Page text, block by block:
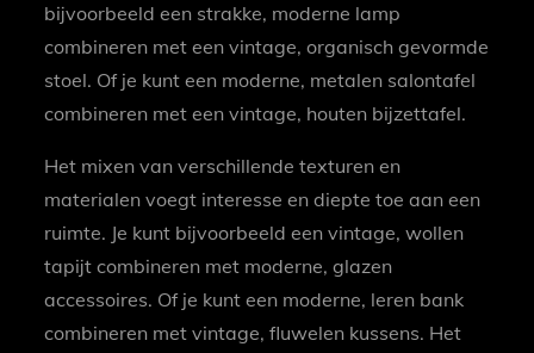
bijvoorbeeld een strakke, moderne lamp
combineren met een vintage, organisch gevormde
stoel. Of je kunt een moderne, metalen salontafel
combineren met een vintage, houten bijzettafel.
Het mixen van verschillende texturen en
materialen voegt interesse en diepte toe aan een
ruimte. Je kunt bijvoorbeeld een vintage, wollen
tapijt combineren met moderne, glazen
accessoires. Of je kunt een moderne, leren bank
combineren met vintage, fluwelen kussens. Het